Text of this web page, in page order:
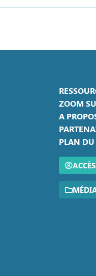
ZOOM
A
PLAN DU